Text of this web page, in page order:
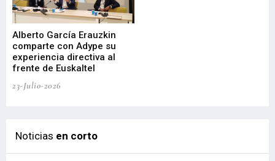
Alberto García Erauzkin
comparte con Adype su
experiencia directiva al
frente de Euskaltel
23-Julio-2026
Noticias en corto